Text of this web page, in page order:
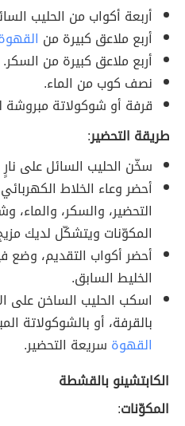
أربعة أكواب من الحليب
أربع ملاعق كبيرة من
أربع ملاعق كبيرة من السكر.
نصف كوب من الماء.
قرفة أو شوكولاتة مبروشة
طريقة التحضير:
سخّن الحليب السائل على
أحضر وعاء الخلاط
التحضير، والسكر،
المكوّنات ويتشكّل لديك
أحضر أكواب التقديم، وضع
الخليط السابق.
اسكب الحليب الساخن على
بالقرفة، أو بالشوكولاتة
القهوة سريعة التحضير.
الكابتشينو بالقشطة
المكوّنات: